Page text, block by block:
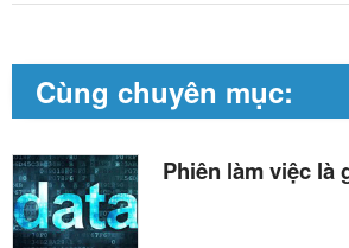
Cùng chuyên mục:
Phiên làm việc là